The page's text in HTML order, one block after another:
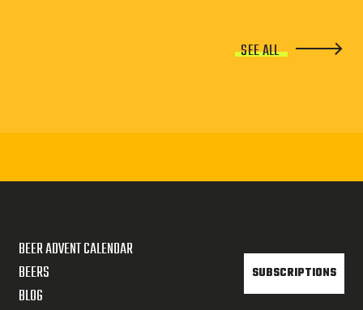
SEE ALL
BEER ADVENT CALENDAR
BEERS
BLOG
SUBSCRIPTIONS